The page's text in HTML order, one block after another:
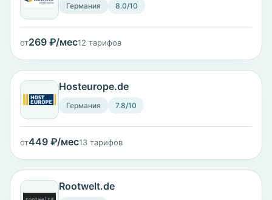
Германия 8.0/10
от269 ₽/мес12 тарифов
Hosteurope.de
Германия 7.8/10
от449 ₽/мес13 тарифов
Rootwelt.de